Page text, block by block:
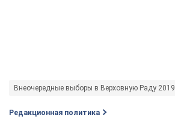
Внеочередные выборы в Верховную Раду 2019
Редакционная политика